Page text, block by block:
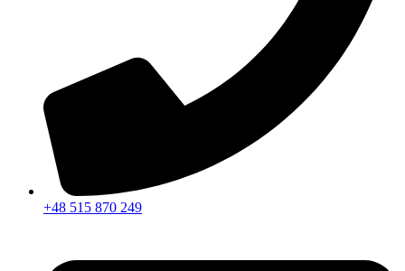
+48 515 870 249